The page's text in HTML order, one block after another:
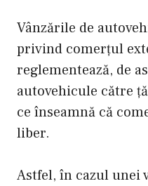
Vânzările de
privind comerțul
reglementează, de
autovehicule către
ce înseamnă că
liber.
Astfel, în cazul unei